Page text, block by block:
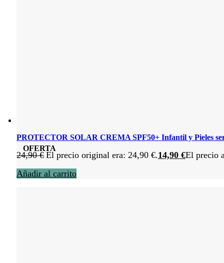
OFERTA
PROTECTOR SOLAR CREMA SPF50+ Infantil y Pieles
24,90€ El precio original era: 24,90 €.14,90 €El precio
Añadir al carrito